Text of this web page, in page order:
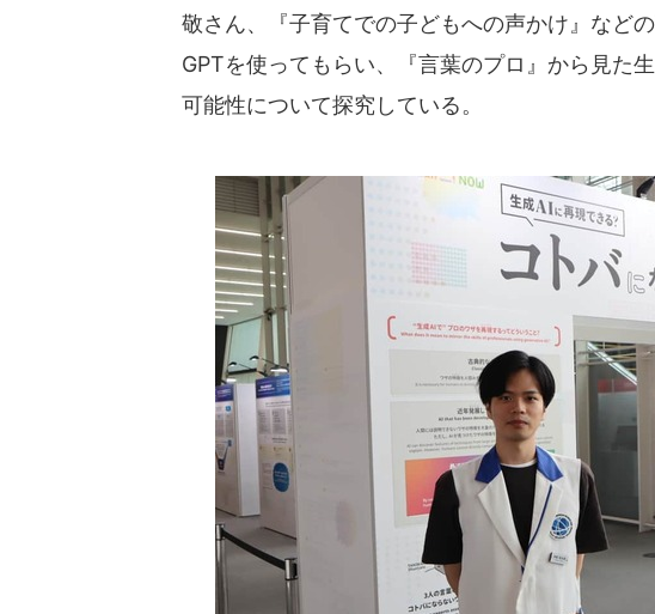
敬さん、『子育てでの子どもへの声かけ』など
GPTを使ってもらい、『言葉のプロ』から見た
可能性について探究している。